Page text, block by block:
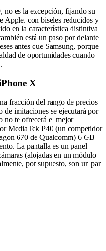
no es la excepción, fijando su
Apple, con biseles reducidos y
en la característica distintiva
está un paso por delante
antes que Samsung, porque
de oportunidades cuando
X
fracción del rango de precios
imitaciones se ejecutará por
no te ofrecerá el mejor
MediaTek P40 (un competidor
670 de Qualcomm) 6 GB
La pantalla es un panel
(alojadas en un módulo
por supuesto, son un par